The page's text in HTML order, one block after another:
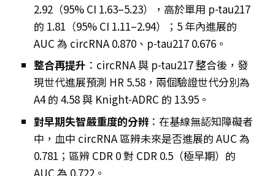
2.92（95% CI 1.63–5.23），高於單用 p-tau217
的 1.81（95% CI 1.11–2.94）；5 年內進展的
AUC 為 circRNA 0.870、p-tau217 0.676。
整合再提升 ：circRNA 與 p-tau217 整合後，發
現世代進展預測 HR 5.58，兩個驗證世代分別為
A4 的 4.58 與 Knight-ADRC 的 13.95。
對早期失智嚴重度的分辨 ：在基線無認知障礙者
中，血中 circRNA 區辨未來是否進展的 AUC 為
0.781；區辨 CDR 0 對 CDR 0.5（極早期）的
AUC 為 0.722。